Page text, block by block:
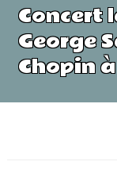
Concert
George
Chopin